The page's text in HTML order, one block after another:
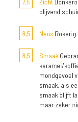
7,5
Zicht
blijvend
8,5 Neus
8,5 Smaak
karamel/
mondgevoel
smaak, als
smaak blijft
maar zeker